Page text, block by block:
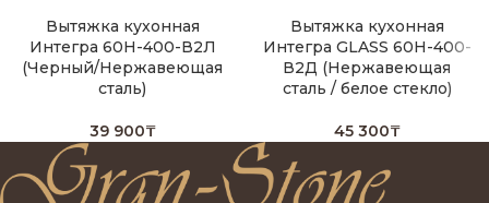
Вытяжка кухонная
Интегра 60Н-400-В2Л
(Черный/Нержавеющая
сталь)
39 900₸
Вытяжка кухонная
Интегра GLASS 60Н-400-
В2Д (Нержавеющая
сталь / белое стекло)
45 300₸